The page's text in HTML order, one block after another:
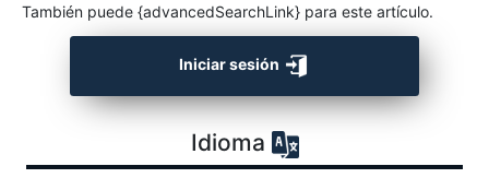
También puede {advancedSearchLink} para este artículo.
Iniciar sesión
Idioma